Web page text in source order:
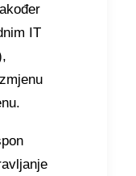
IT